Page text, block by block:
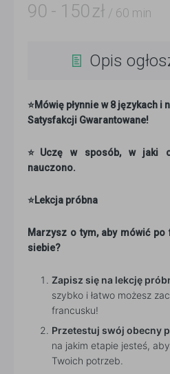
90 - 150 zł / 60 min
Opis
⭐Mówię płynnie w 8 językach i
Satysfakcji Gwarantowane!
⭐Uczę w sposób, w jaki
nauczono.
⭐Lekcja próbna
Marzysz o tym, aby mówić
siebie?
Zapisz się na lekcję
szybko i łatwo możesz
francusku!
Przetestuj swój obecny
na jakim etapie jesteś,
Twoich potrzeb.